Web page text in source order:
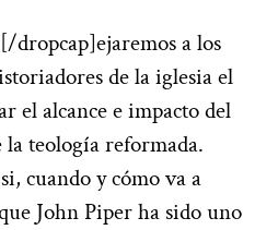
dropcap]ejaremos a los
de la iglesia el
el alcance e impacto del
teología reformada.
cuando y cómo va a
John Piper ha sido uno